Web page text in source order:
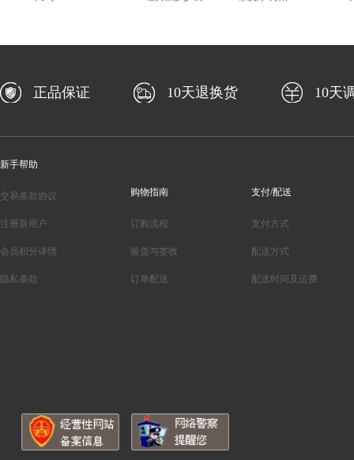
正品保证 10天退换货 10天
新手帮助
交易条款协议
注册新用户
会员积分详情
隐私条款
购物指南
订购流程
验货与签收
订单配送
支付/配送
支付方式
配送方式
配送时间及运费